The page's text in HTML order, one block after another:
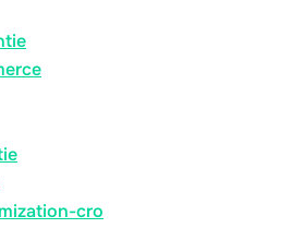
cro